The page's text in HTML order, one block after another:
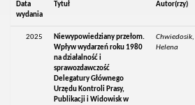
Data
wydania
Tytuł Autor(rzy)
2025
Niewypowiedziany przełom.
Wpływ wydarzeń roku 1980
na działalność i
sprawozdawczość
Delegatury Głównego
Urzędu Kontroli Prasy,
Publikacji i Widowisk w
Chwiedosik,
Helena